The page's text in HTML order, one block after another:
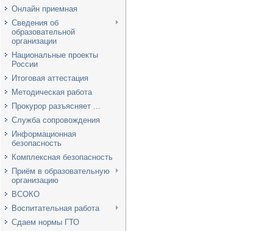
Онлайн приемная
Сведения об
образовательной
организации
Национальные проекты
России
Итоговая аттестация
Методическая работа
Прокурор разъясняет ...
Служба сопровождения
Информационная
безопасность
Комплексная безопасность
Приём в образовательную
организацию
ВСОКО
Воспитательная работа
Сдаем нормы ГТО